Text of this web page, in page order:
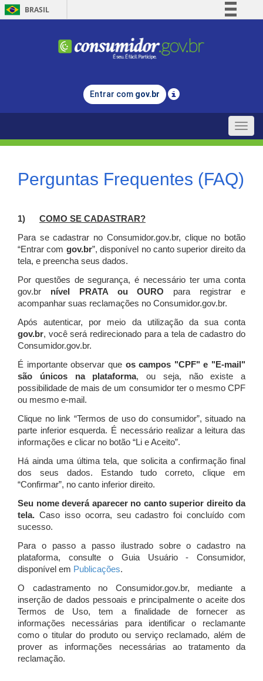
BRASIL
Comunica BR
Legislação
Entrar com gov.br
Toggle
Perguntas Frequentes (FAQ)
1) COMO SE CADASTRAR?
Para se cadastrar no Consumidor.gov.br, clique no botão
“Entrar com gov.br”, disponível no canto superior direito da
tela, e preencha seus dados.
Por questões de segurança, é necessário ter uma conta
gov.br nível PRATA ou OURO para registrar e
acompanhar suas reclamações no Consumidor.gov.br.
Após autenticar, por meio da utilização da sua conta
gov.br, você será redirecionado para a tela de cadastro do
Consumidor.gov.br.
É importante observar que os campos "CPF" e "E-mail"
são únicos na plataforma, ou seja, não existe a
possibilidade de mais de um consumidor ter o mesmo CPF
ou mesmo e-mail.
Clique no link “Termos de uso do consumidor”, situado na
parte inferior esquerda. É necessário realizar a leitura das
informações e clicar no botão “Li e Aceito”.
Há ainda uma última tela, que solicita a confirmação final
dos seus dados. Estando tudo correto, clique em
“Confirmar”, no canto inferior direito.
Seu nome deverá aparecer no canto superior direito da
tela. Caso isso ocorra, seu cadastro foi concluído com
sucesso.
Para o passo a passo ilustrado sobre o cadastro na
plataforma, consulte o Guia Usuário - Consumidor,
disponível em Publicações.
O cadastramento no Consumidor.gov.br, mediante a
inserção de dados pessoais e principalmente o aceite dos
Termos de Uso, tem a finalidade de fornecer as
informações necessárias para identificar o reclamante
como o titular do produto ou serviço reclamado, além de
prover as informações necessárias ao tratamento da
reclamação.